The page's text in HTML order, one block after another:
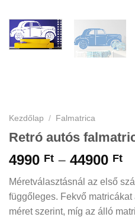
Kezdőlap / Falmatrica
Retró autós
4990 Ft – 44900 Ft
-
Méretválasztásnál az első
függőleges. Fekvő
méret szerint, míg az álló